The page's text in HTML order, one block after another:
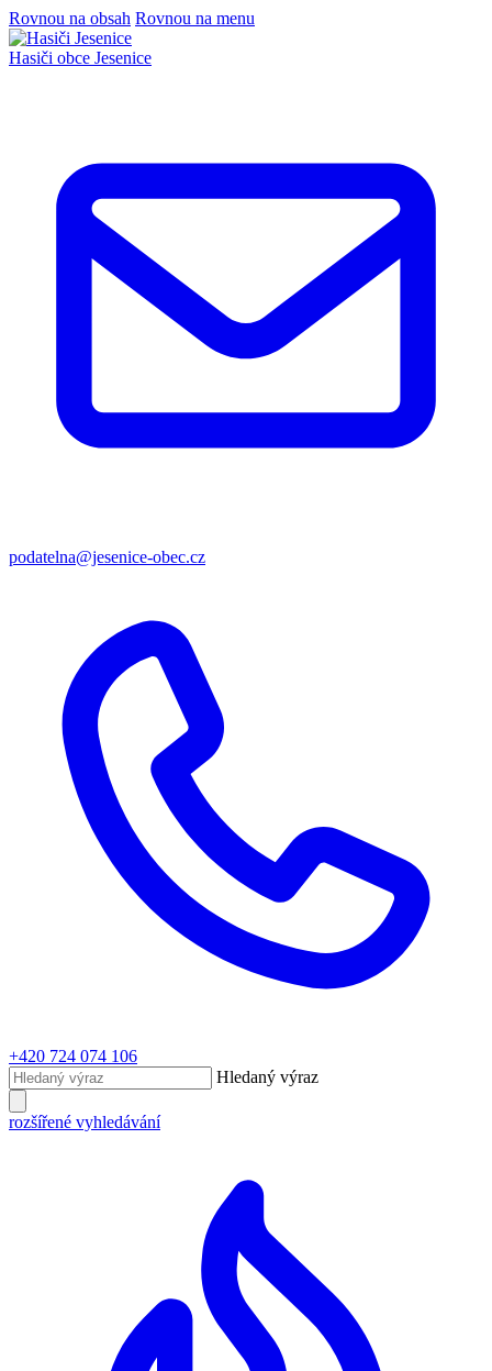
Rovnou na obsah Rovnou na menu
Hasiči obce Jesenice
podatelna@jesenice-obec.cz
+420 724 074 106
Hledaný výraz
rozšířené vyhledávání